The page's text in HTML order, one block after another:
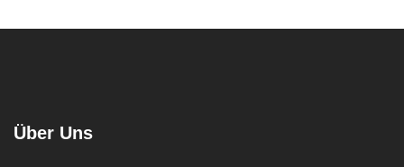
Über Uns